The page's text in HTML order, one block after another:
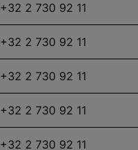
+32 2 730 92 11
+32 2 730 92 11
+32 2 730 92 11
+32 2 730 92 11
+32 2 730 92 11